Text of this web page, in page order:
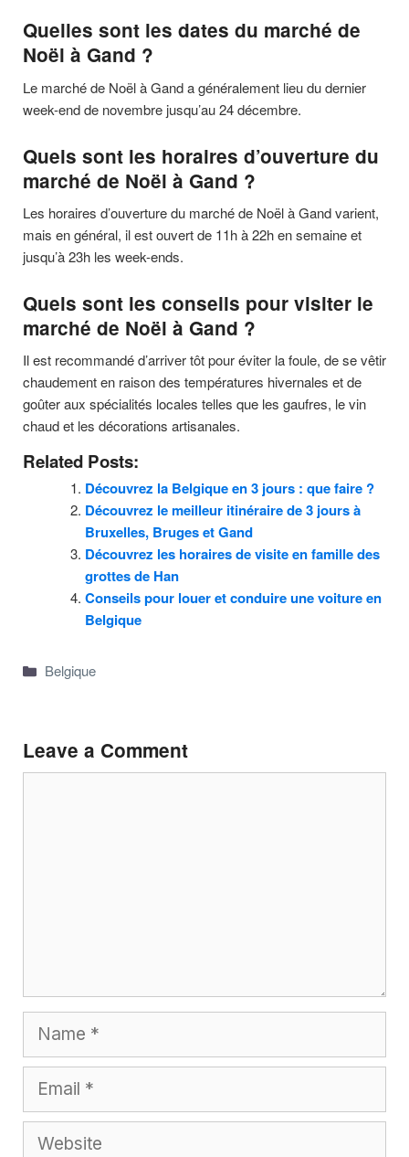
Quelles sont les dates du marché de
Noël à Gand ?
Le marché de Noël à Gand a généralement lieu du dernier
week-end de novembre jusqu’au 24 décembre.
Quels sont les horaires d’ouverture du
marché de Noël à Gand ?
Les horaires d’ouverture du marché de Noël à Gand varient,
mais en général, il est ouvert de 11h à 22h en semaine et
jusqu’à 23h les week-ends.
Quels sont les conseils pour visiter le
marché de Noël à Gand ?
Il est recommandé d’arriver tôt pour éviter la foule, de se vêtir
chaudement en raison des températures hivernales et de
goûter aux spécialités locales telles que les gaufres, le vin
chaud et les décorations artisanales.
Related Posts:
Découvrez la Belgique en 3 jours : que faire ?
Découvrez le meilleur itinéraire de 3 jours à
Bruxelles, Bruges et Gand
Découvrez les horaires de visite en famille des
grottes de Han
Conseils pour louer et conduire une voiture en
Belgique
Categories
Belgique
Leave a Comment